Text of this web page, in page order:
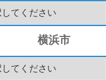
横浜市